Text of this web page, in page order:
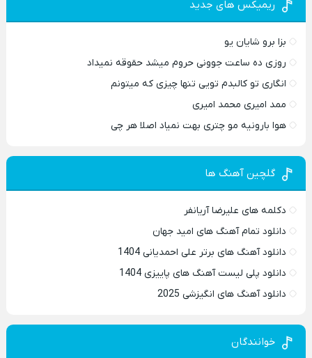
ریمیکس های جدید
بزا برو شایان یو
روزی ده ساعت جوونی حروم میشد حقوقه نمیداد
انگاری تو کالبدم تویی تنها چیزی که میتونم
ممد امیری محمد امیری
هوا بارونیه مو چتری بهت نمیاد اصلا هر چی
گلچین آهنگ ها
دکلمه های علیرضا آریانفر
دانلود تمام آهنگ های امید جهان
دانلود آهنگ های برتر علی احمدیانی 1404
دانلود پلی لیست آهنگ های پاییزی 1404
دانلود آهنگ های انگیزشی 2025
خوانندگان